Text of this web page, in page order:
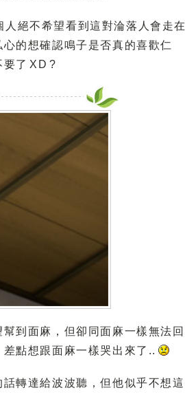
絕不希望看到這對淪落人會走在
的想確認鳴子是否真的喜歡仁
了 XD ?
到面麻，但卻同面麻一樣無法回
點想跟面麻一樣哭出來了..
轉達給波波聽，但他似乎不想這